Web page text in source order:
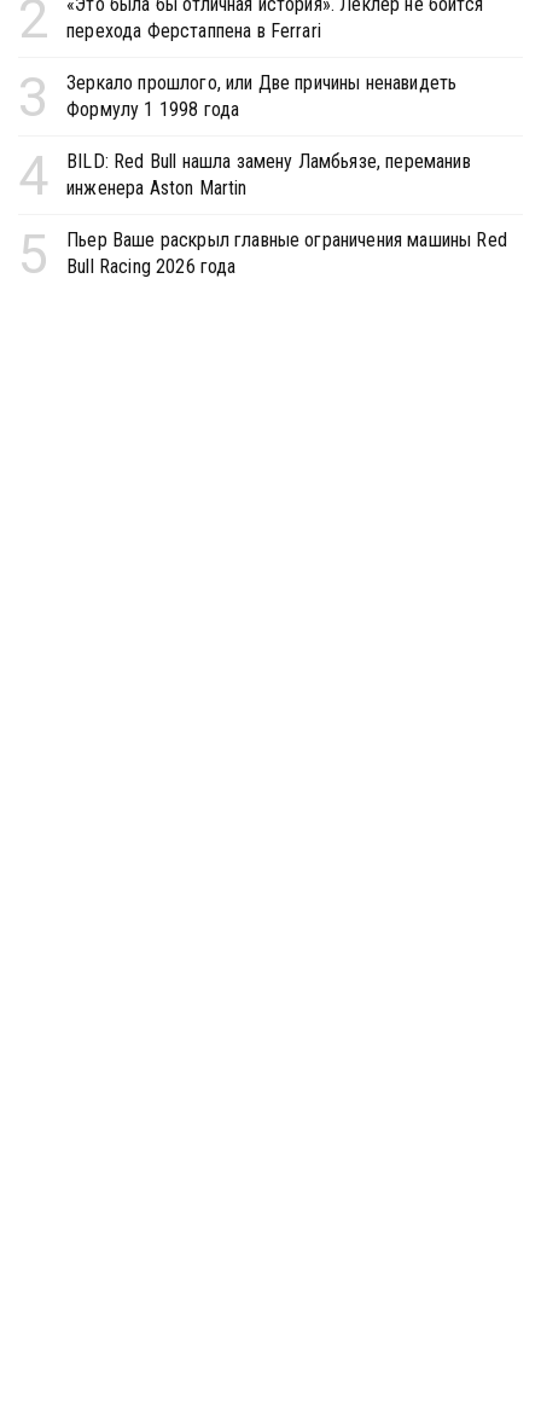
2
перехода Ферстаппена в Ferrari
3
Зеркало прошлого, или Две причины ненавидеть
Формулу 1 1998 года
4
BILD: Red Bull нашла замену Ламбьязе, переманив
инженера Aston Martin
5
Пьер Ваше раскрыл главные ограничения машины Red
Bull Racing 2026 года